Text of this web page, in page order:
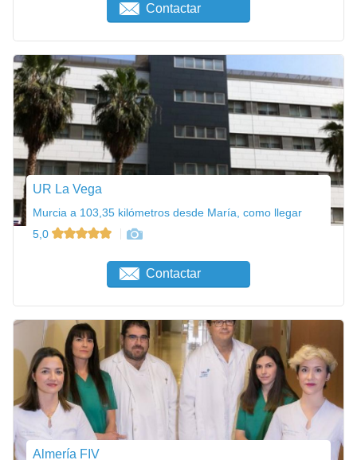
Contactar
UR La Vega
Murcia a 103,35 kilómetros desde María, como llegar
5,0
Contactar
Almería FIV